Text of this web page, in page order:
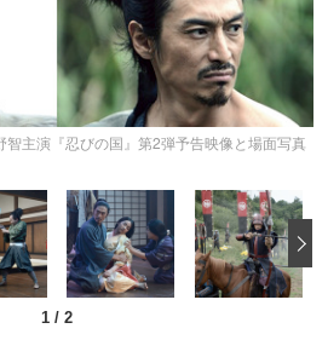
主演『忍びの国』第2弾予告映像と場面写真
1 / 2